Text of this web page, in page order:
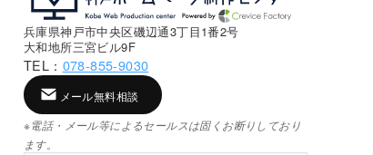
兵庫県神戸市中央区磯辺通3丁目1番2号
大和地所三宮ビル9F
TEL： 078-855-9030
メール無料相談
※電話・メール等によるセールスは固くお断りしており
ます。